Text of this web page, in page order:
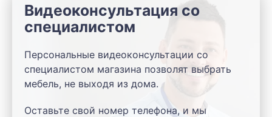
Видеоконсультация со
специалистом
Персональные видеоконсультации со
специалистом магазина позволят выбрать
мебель, не выходя из дома.
Оставьте свой номер телефона, и мы